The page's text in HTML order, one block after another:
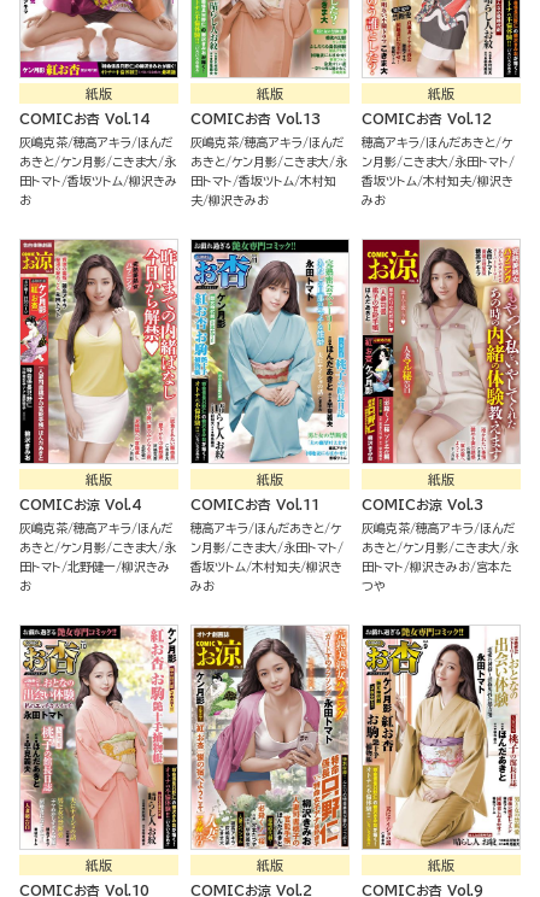
紙版
COMICお杏 Vol.14
灰嶋克茶 穂高アキラ
ほんだ
あきと ケン月影 こきま大
永
田トマト 香坂ツトム 柳沢きみ
お
紙版
COMICお杏 Vol.13
灰嶋克茶 穂高アキラ
ほんだ
あきと ケン月影 こきま大
永
田トマト 香坂ツトム 木村知
夫 柳沢きみお
紙版
COMICお杏 Vol.12
穂高アキラ ほんだあきと ケ
ン月影 こきま大
永田トマト
香坂ツトム 木村知夫 柳沢き
みお
紙版
COMICお涼 Vol.4
灰嶋克茶 穂高アキラ
ほんだ
あきと ケン月影 こきま大
永
田トマト 北野健一 柳沢きみ
お
紙版
COMICお杏 Vol.11
穂高アキラ ほんだあきと ケ
ン月影 こきま大
永田トマト
香坂ツトム 木村知夫 柳沢き
みお
紙版
COMICお涼 Vol.3
灰嶋克茶 穂高アキラ
ほんだ
あきと ケン月影 こきま大
永
田トマト 柳沢きみお 宮本た
つや
紙版
COMICお杏 Vol.10
紙版
COMICお涼 Vol.2
紙版
COMICお杏 Vol.9